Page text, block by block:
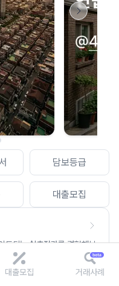
담보등급
대출모집
트되는 AI추정가를 경험해보
지도를 불러올 수 없습니다.
송합니다.
대출모집 거래사례